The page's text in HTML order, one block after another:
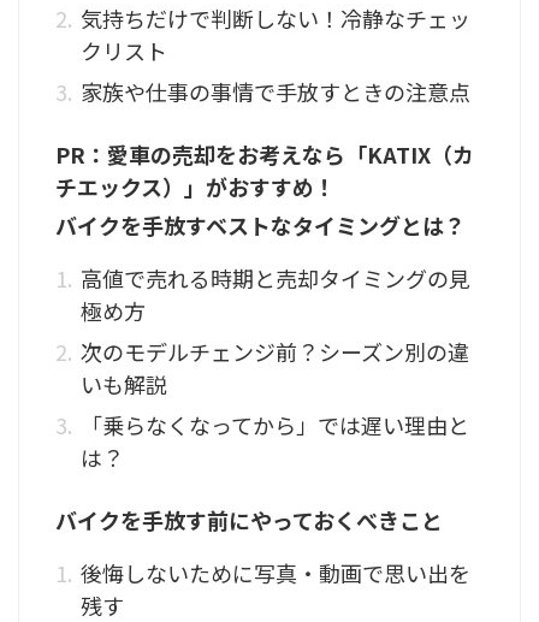
気持ちだけで判断しない！冷静なチェッ
クリスト
家族や仕事の事情で手放すときの注意点
PR：愛車の売却をお考えなら「KATIX（カ
チエックス）」がおすすめ！
バイクを手放すベストなタイミングとは？
高値で売れる時期と売却タイミングの見
極め方
次のモデルチェンジ前？シーズン別の違
いも解説
「乗らなくなってから」では遅い理由と
は？
バイクを手放す前にやっておくべきこと
後悔しないために写真・動画で思い出を
残す